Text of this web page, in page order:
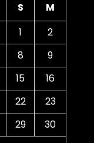
S
M
1
2
8
9
15
16
22
23
29
30